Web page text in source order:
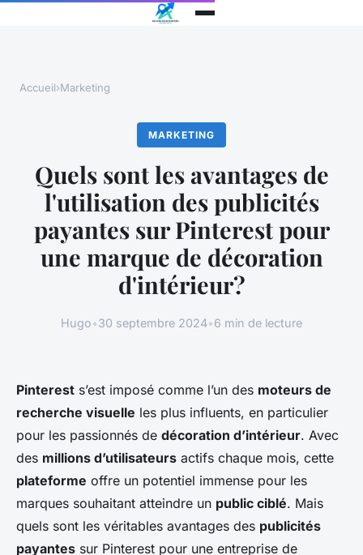
Accueil›Marketing
MARKETING
Quels sont les avantages de
l'utilisation des publicités
payantes sur Pinterest pour
une marque de décoration
d'intérieur?
Hugo•30 septembre 2024•6 min de lecture
Pinterest s’est imposé comme l’un des moteurs de
recherche visuelle les plus influents, en particulier
pour les passionnés de décoration d’intérieur. Avec
des millions d’utilisateurs actifs chaque mois, cette
plateforme offre un potentiel immense pour les
marques souhaitant atteindre un public ciblé. Mais
quels sont les véritables avantages des publicités
payantes sur Pinterest pour une entreprise de